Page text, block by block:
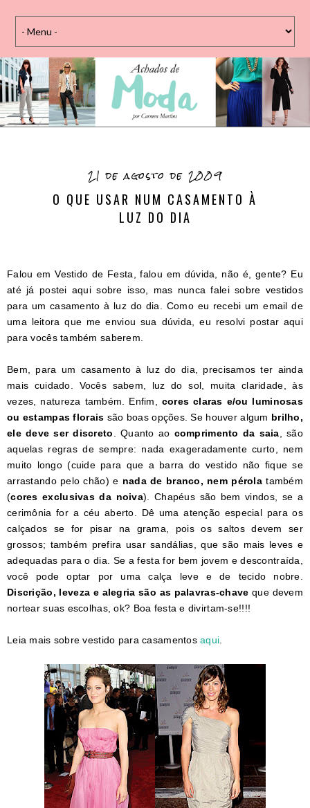
21 de agosto de 2009
O QUE USAR NUM CASAMENTO À
LUZ DO DIA
Falou em Vestido de Festa, falou em dúvida, não é, gente? Eu
até já postei aqui sobre isso, mas nunca falei sobre vestidos
para um casamento à luz do dia. Como eu recebi um email de
uma leitora que me enviou sua dúvida, eu resolvi postar aqui
para vocês também saberem.
Bem, para um casamento à luz do dia, precisamos ter ainda
mais cuidado. Vocês sabem, luz do sol, muita claridade, às
vezes, natureza também. Enfim, cores claras e/ou luminosas
ou estampas florais são boas opções. Se houver algum brilho,
ele deve ser discreto . Quanto ao comprimento da saia , são
aquelas regras de sempre: nada exageradamente curto, nem
muito longo (cuide para que a barra do vestido não fique se
arrastando pelo chão) e nada de branco, nem pérola também
(cores exclusivas da noiva). Chapéus são bem vindos, se a
cerimônia for a céu aberto. Dê uma atenção especial para os
calçados se for pisar na grama, pois os saltos devem ser
grossos; também prefira usar sandálias, que são mais leves e
adequadas para o dia. Se a festa for bem jovem e descontraída,
você pode optar por uma calça leve e de tecido nobre.
Discrição, leveza e alegria são as palavras-chaveque devem
nortear suas escolhas, ok? Boa festa e divirtam-se!!!!
Leia mais sobre vestido para casamentosaqui